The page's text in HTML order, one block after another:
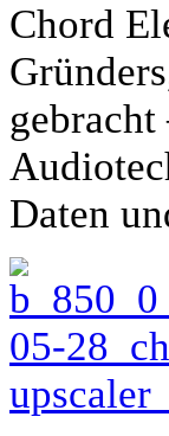
Chord
Daten